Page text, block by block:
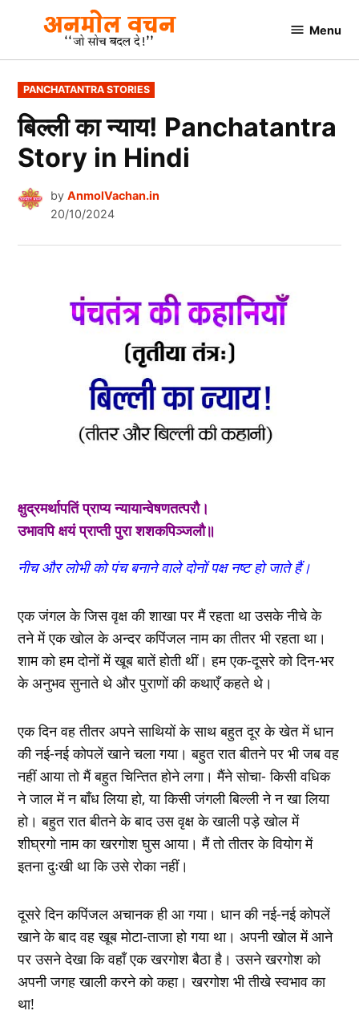
content
AnmolVachan.in
Menu
POSTED
IN
PANCHATANTRA STORIES
बिल्ली का न्याय! Panchatantra
Story in Hindi
by AnmolVachan.in
20/10/2024
क्षुद्रमर्थापतिं प्राप्य न्यायान्वेषणतत्परौ।
उभावपि क्षयं प्राप्ती पुरा शशकपिञ्जलौ॥
नीच और लोभी को पंच बनाने वाले दोनों पक्ष नष्ट हो जाते हैं।
एक जंगल के जिस वृक्ष की शाखा पर मैं रहता था उसके नीचे के
तने में एक खोल के अन्दर कपिंजल नाम का तीतर भी रहता था।
शाम को हम दोनों में खूब बातें होती थीं। हम एक-दूसरे को दिन-भर
के अनुभव सुनाते थे और पुराणों की कथाएँ कहते थे।
एक दिन वह तीतर अपने साथियों के साथ बहुत दूर के खेत में धान
की नई-नई कोपलें खाने चला गया। बहुत रात बीतने पर भी जब वह
नहीं आया तो मैं बहुत चिन्तित होने लगा। मैंने सोचा- किसी वधिक
ने जाल में न बाँध लिया हो, या किसी जंगली बिल्ली ने न खा लिया
हो। बहुत रात बीतने के बाद उस वृक्ष के खाली पड़े खोल में
शीघ्रगो नाम का खरगोश घुस आया। मैं तो तीतर के वियोग में
इतना दुःखी था कि उसे रोका नहीं।
दूसरे दिन कपिंजल अचानक ही आ गया। धान की नई-नई कोपलें
खाने के बाद वह खूब मोटा-ताजा हो गया था। अपनी खोल में आने
पर उसने देखा कि वहाँ एक खरगोश बैठा है। उसने खरगोश को
अपनी जगह खाली करने को कहा। खरगोश भी तीखे स्वभाव का
था!